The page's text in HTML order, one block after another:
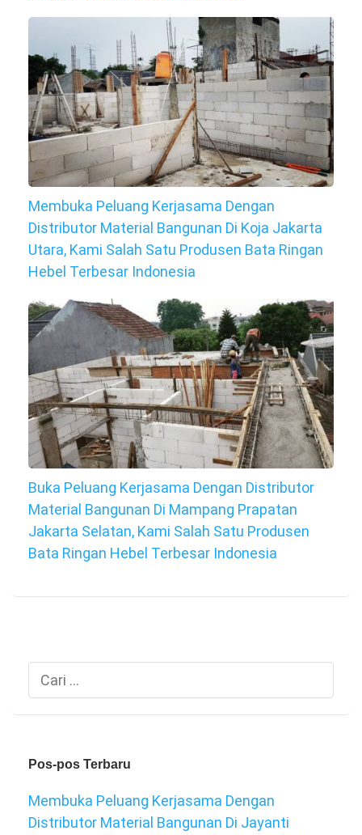
Membuka Peluang Kerjasama Dengan
Distributor Material Bangunan Di Koja Jakarta
Utara, Kami Salah Satu Produsen Bata Ringan
Hebel Terbesar Indonesia
Buka Peluang Kerjasama Dengan Distributor
Material Bangunan Di Mampang Prapatan
Jakarta Selatan, Kami Salah Satu Produsen
Bata Ringan Hebel Terbesar Indonesia
Cari
untuk:
Pos-pos Terbaru
Membuka Peluang Kerjasama Dengan
Distributor Material Bangunan Di Jayanti